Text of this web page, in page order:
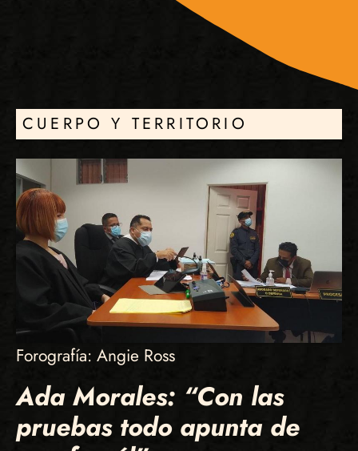
CUERPO Y TERRITORIO
Forografía: Angie Ross
Ada Morales: “Con las
pruebas todo apunta de